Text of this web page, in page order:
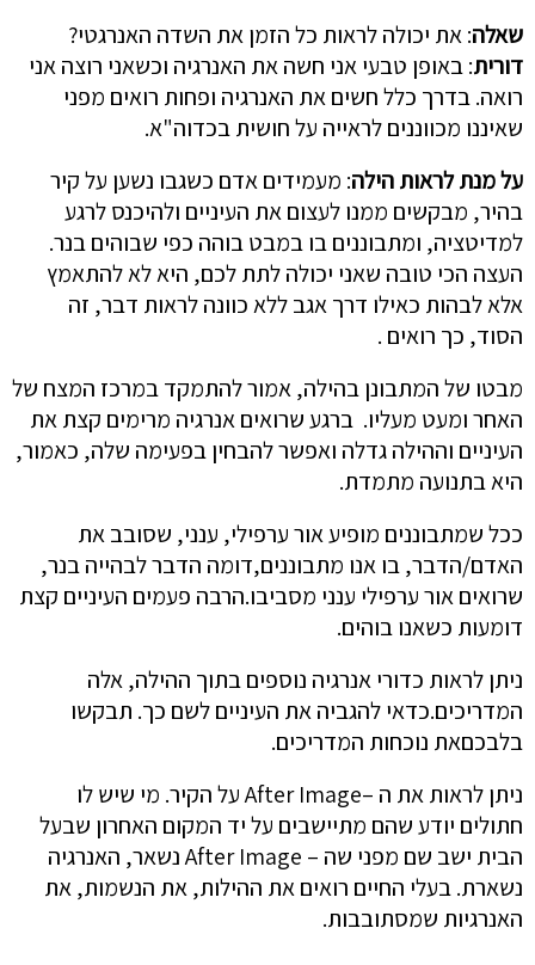
שאלה: את יכולה לראות כל הזמן את השדה האנרגטי?
דורית: באופן טבעי אני חשה את האנרגיה וכשאני רוצה אני
רואה. בדרך כלל חשים את האנרגיה ופחות רואים מפני
שאיננו מכווננים לראייה על חושית בכדוה"א.
על מנת לראות הילה: מעמידים אדם כשגבו נשען על קיר
בהיר, מבקשים ממנו לעצום את העיניים ולהיכנס לרגע
למדיטציה, ומתבוננים בו במבט בוהה כפי שבוהים בנר.
העצה הכי טובה שאני יכולה לתת לכם, היא לא להתאמץ
אלא לבהות כאילו דרך אגב ללא כוונה לראות דבר, זה
הסוד, כך רואים .
מבטו של המתבונן בהילה, אמור להתמקד במרכז המצח של
האחר ומעט מעליו. ברגע שרואים אנרגיה מרימים קצת את
העיניים וההילה גדלה ואפשר להבחין בפעימה שלה, כאמור,
היא בתנועה מתמדת.
ככל שמתבוננים מופיע אור ערפילי, ענני, שסובב את
האדם/הדבר, בו אנו מתבוננים,דומה הדבר לבהייה בנר,
שרואים אור ערפילי ענני מסביבו.הרבה פעמים העיניים קצת
דומעות כשאנו בוהים.
ניתן לראות כדורי אנרגיה נוספים בתוך ההילה, אלה
המדריכים.כדאי להגביה את העיניים לשם כך. תבקשו
בלבכםאת נוכחות המדריכים.
ניתן לראות את ה –After Image על הקיר. מי שיש לו
חתולים יודע שהם מתיישבים על יד המקום האחרון שבעל
הבית ישב שם מפני שה – After Image נשאר, האנרגיה
נשארת. בעלי החיים רואים את ההילות, את הנשמות, את
האנרגיות שמסתובבות.